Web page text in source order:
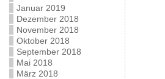
Januar 2019
Dezember 2018
November 2018
Oktober 2018
September 2018
Mai 2018
März 2018